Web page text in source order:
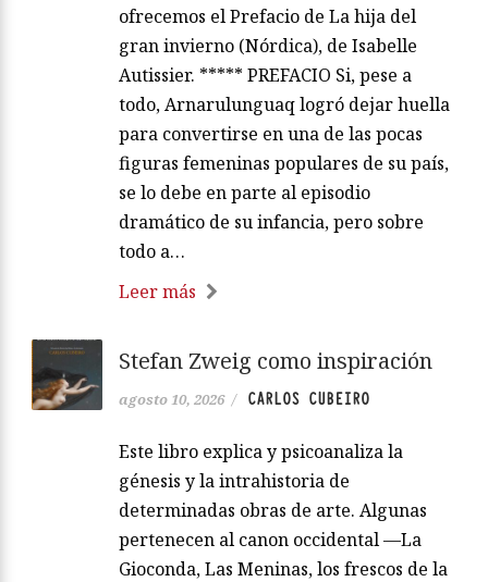
ofrecemos el Prefacio de La hija del
gran invierno (Nórdica), de Isabelle
Autissier. ***** PREFACIO Si, pese a
todo, Arnarulunguaq logró dejar huella
para convertirse en una de las pocas
figuras femeninas populares de su país,
se lo debe en parte al episodio
dramático de su infancia, pero sobre
todo a…
Leer más
Stefan Zweig como inspiración
agosto 10, 2026 / CARLOS CUBEIRO
Este libro explica y psicoanaliza la
génesis y la intrahistoria de
determinadas obras de arte. Algunas
pertenecen al canon occidental —La
Gioconda, Las Meninas, los frescos de la